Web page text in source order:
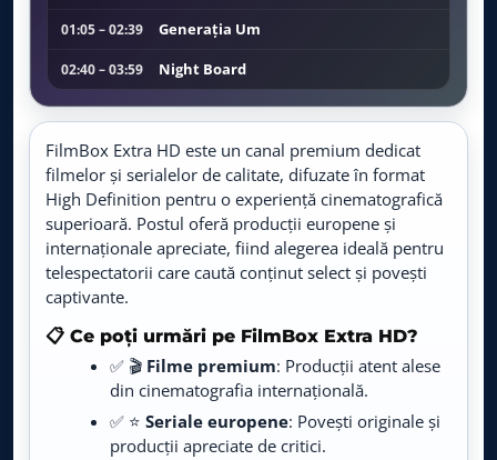
AMC
DIVA
Live TV
LIVE
AXN
Live TV
AXN Black
Live TV
AXN White
Live TV
Live TV
LIVE
01:05 – 02:39 Generația Um
02:40 – 03:59 Night Board
FilmBox Extra HD este un canal premium dedicat
filmelor și serialelor de calitate, difuzate în format
High Definition pentru o experiență cinematografică
superioară. Postul oferă producții europene și
internaționale apreciate, fiind alegerea ideală pentru
telespectatorii care caută conținut select și povești
captivante.
📋 Ce poți urmări pe FilmBox Extra HD?
✅ 🎬 Filme premium: Producții atent alese
din cinematografia internațională.
✅ ⭐ Seriale europene: Povești originale și
producții apreciate de critici.